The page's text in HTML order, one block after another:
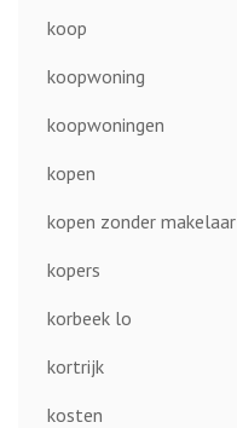
koop
koopwoning
koopwoningen
kopen
kopen zonder makelaar
kopers
korbeek lo
kortrijk
kosten